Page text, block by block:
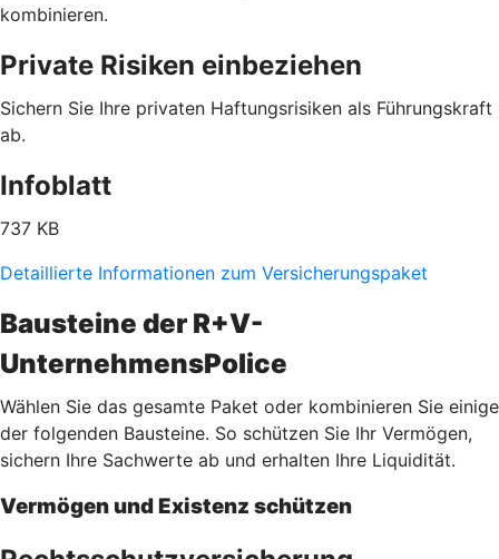
kombinieren.
Private Risiken einbeziehen
Sichern Sie Ihre privaten Haftungsrisiken als Führungskraft
ab.
Infoblatt
737 KB
Detaillierte Informationen zum Versicherungspaket
Bausteine der R+V-
UnternehmensPolice
Wählen Sie das gesamte Paket oder kombinieren Sie einige
der folgenden Bausteine. So schützen Sie Ihr Vermögen,
sichern Ihre Sachwerte ab und erhalten Ihre Liquidität.
Vermögen und Existenz schützen